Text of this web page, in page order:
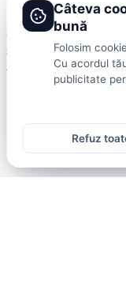
Termeni și
© 2026 DolceSport.
și analize din toate
Fotbal intern Fotbal
Câteva
bună
Folosim
Cu acordul
publicitate
Refuz